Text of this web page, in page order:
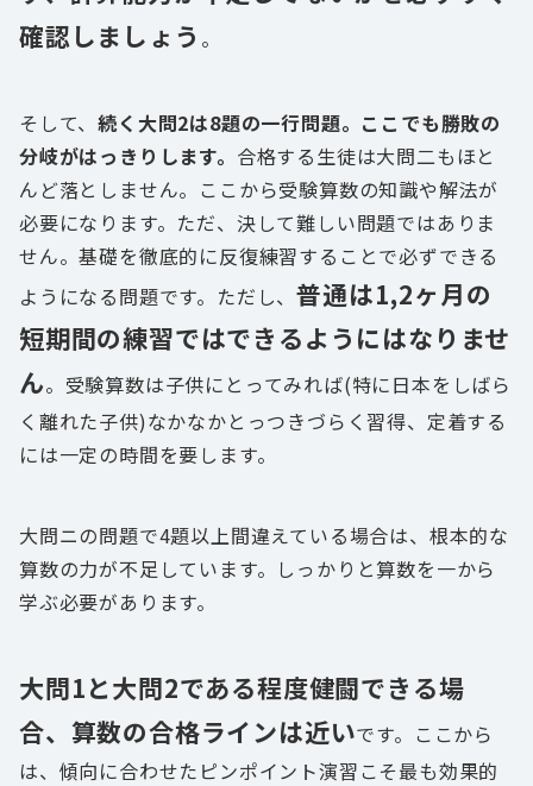
確認しましょう 。
そして、続く大問2は8題の一行問題。ここでも勝敗の
分岐がはっきりします。 合格する生徒は大問二もほと
んど落としません。ここから受験算数の知識や解法が
必要になります。ただ、決して難しい問題ではありま
せん。基礎を徹底的に反復練習することで必ずできる
ようになる問題です。ただし、普通は1,2ヶ月の
短期間の練習ではできるようにはなりませ
ん。受験算数は子供にとってみれば(特に日本をしばら
く離れた子供)なかなかとっつきづらく習得、定着する
には一定の時間を要します。
大問ニの問題で4題以上間違えている場合は、根本的な
算数の力が不足しています。しっかりと算数を一から
学ぶ必要があります。
大問1と大問2である程度健闘できる場
合、算数の合格ラインは近いです。ここから
は、傾向に合わせたピンポイント演習こそ最も効果的